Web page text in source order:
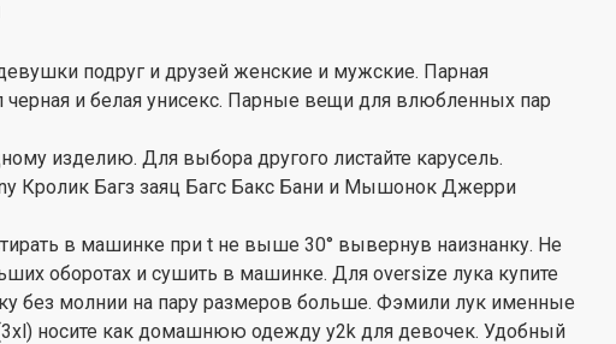
подруг и друзей женские и мужские. Парная
черная и белая унисекс. Парные вещи для влюбленных пар
изделию. Для выбора другого листайте карусель.
Кролик Багз заяц Багс Бакс Бани и Мышонок Джерри
в машинке при t не выше 30° вывернув наизнанку. Не
оборотах и сушить в машинке. Для oversize лука купите
без молнии на пару размеров больше. Фэмили лук именные
носите как домашнюю одежду y2k для девочек. Удобный